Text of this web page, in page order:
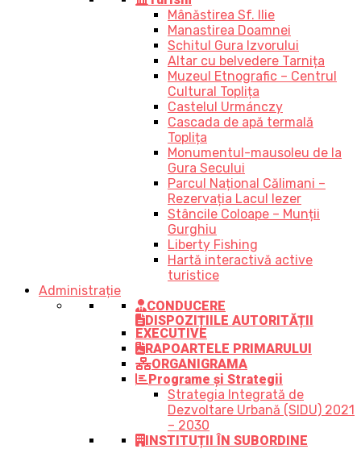
Mânăstirea Sf. Ilie
Manastirea Doamnei
Schitul Gura Izvorului
Altar cu belvedere Tarnița
Muzeul Etnografic – Centrul
Cultural Toplița
Castelul Urmánczy
Cascada de apă termală
Toplița
Monumentul-mausoleu de la
Gura Secului
Parcul Național Călimani –
Rezervația Lacul Iezer
Stâncile Coloape – Munții
Gurghiu
Liberty Fishing
Hartă interactivă active
turistice
Administrație
CONDUCERE
DISPOZIȚIILE AUTORITĂȚII
EXECUTIVE
RAPOARTELE PRIMARULUI
ORGANIGRAMA
Programe și Strategii
Strategia Integrată de
Dezvoltare Urbană (SIDU) 2021
– 2030
INSTITUȚII ÎN SUBORDINE